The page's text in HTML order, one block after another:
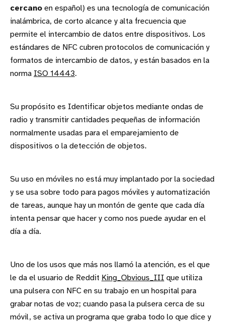
cercano en español) es una tecnología de comunicación
inalámbrica, de corto alcance y alta frecuencia que
permite el intercambio de datos entre dispositivos. Los
estándares de NFC cubren protocolos de comunicación y
formatos de intercambio de datos, y están basados en la
norma ISO 14443.
Su propósito es Identificar objetos mediante ondas de
radio y transmitir cantidades pequeñas de información
normalmente usadas para el emparejamiento de
dispositivos o la detección de objetos.
Su uso en móviles no está muy implantado por la sociedad
y se usa sobre todo para pagos móviles y automatización
de tareas, aunque hay un montón de gente que cada día
intenta pensar que hacer y como nos puede ayudar en el
día a día.
Uno de los usos que más nos llamó la atención, es el que
le da el usuario de Reddit King_Obvious_III que utiliza
una pulsera con NFC en su trabajo en un hospital para
grabar notas de voz; cuando pasa la pulsera cerca de su
móvil, se activa un programa que graba todo lo que dice y